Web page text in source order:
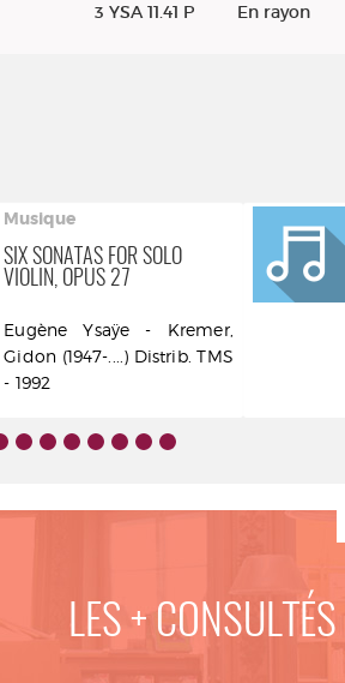
3 YSA 11.41 P En rayon
Musique
SIX SONATAS FOR SOLO
VIOLIN, OPUS 27
Eugène Ysaÿe - Kremer,
Gidon (1947-....) Distrib. TMS
- 1992
LES + CONSULTÉS